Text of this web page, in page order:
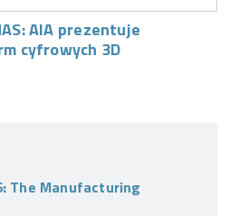
AIA prezentuje
cyfrowych 3D
The Manufacturing